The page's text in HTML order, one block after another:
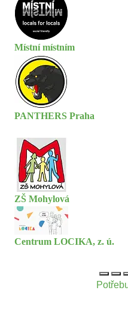
Místní místním
PANTHERS Praha
ZŠ Mohylová
Centrum LOCIKA, z. ú.